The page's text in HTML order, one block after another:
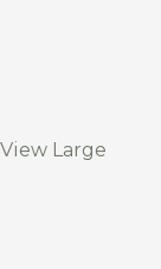
View Large